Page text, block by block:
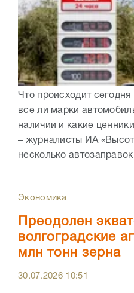
Что происходит
все ли марки
наличии и какие
– журналисты ИА
несколько
Экономика
Преодолен
волгоградские
млн тонн зерна
30.07.2026 10:51